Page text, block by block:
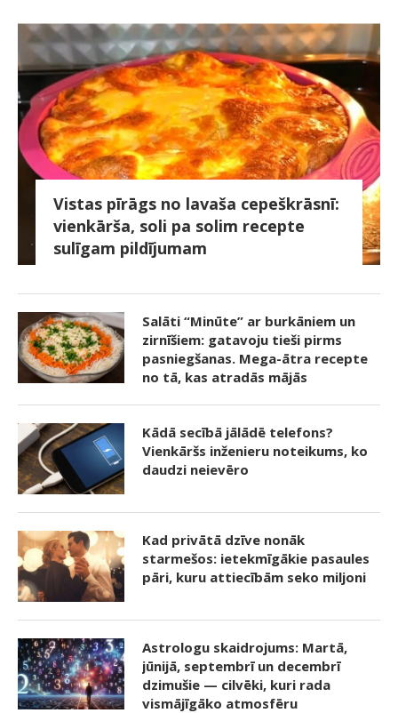
Vistas pīrāgs no lavaša cepeškrāsnī:
vienkārša, soli pa solim recepte
sulīgam pildījumam
Salāti “Minūte” ar burkāniem un
zirnīšiem: gatavoju tieši pirms
pasniegšanas. Mega-ātra recepte
no tā, kas atradās mājās
Kādā secībā jālādē telefons?
Vienkāršs inženieru noteikums, ko
daudzi neievēro
Kad privātā dzīve nonāk
starmešos: ietekmīgākie pasaules
pāri, kuru attiecībām seko miljoni
Astrologu skaidrojums: Martā,
jūnijā, septembrī un decembrī
dzimušie — cilvēki, kuri rada
vismājīgāko atmosfēru